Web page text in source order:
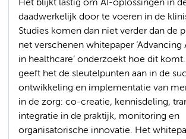
Het blijkt lastig om AI-oplossingen in
daadwerkelijk door te voeren in de
Studies komen dan niet verder dan de
net verschenen whitepaper ‘Advancing
in healthcare’ onderzoekt hoe dit komt.
geeft het de sleutelpunten aan in de
ontwikkeling en implementatie van
in de zorg: co-creatie, kennisdeling,
integratie in de praktijk, monitoring en
organisatorische innovatie. Het